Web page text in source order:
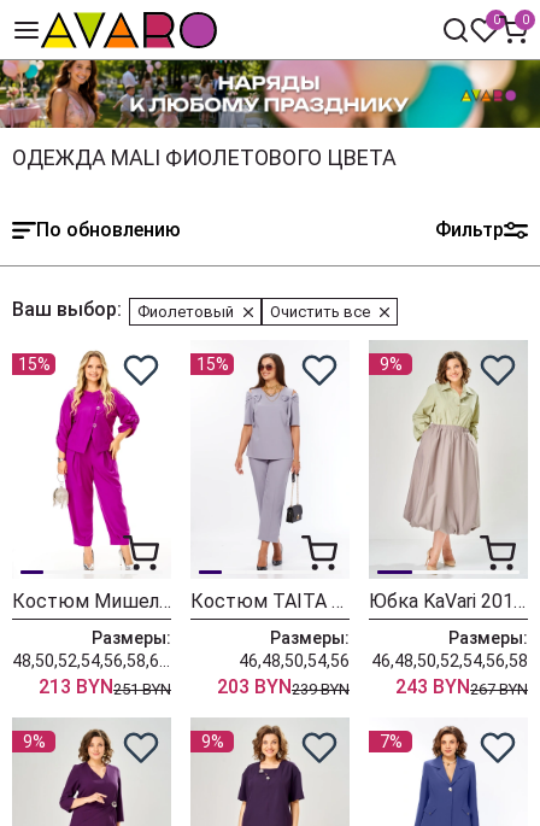
0 0
ОДЕЖДА MALI ФИОЛЕТОВОГО ЦВЕТА
По обновлению Фильтр
Ваш выбор: Фиолетовый Очистить все
15%
Костюм Мишель Шик 1436/1 королевский пурпур
Размеры:
213 BYN251 BYN
15%
Костюм TAITA PLUS 2622/3 лаванда
Размеры:
46,48,50,54,56
203 BYN239 BYN
9%
Юбка KaVari 2014-1 серо-фиолетовый
Размеры:
46,48,50,52,54,56,58
243 BYN267 BYN
9% 9% 7%